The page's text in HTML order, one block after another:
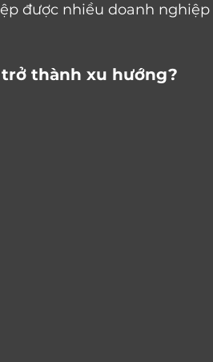
được nhiều doanh
thành xu hướng?